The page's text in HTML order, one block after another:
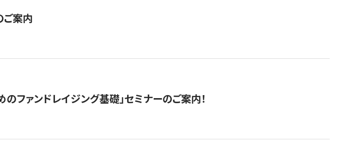
ご案内
のファンドレイジング基礎」セミナーのご案内！